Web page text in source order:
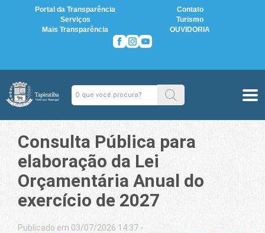
Portal da Transparência
Contato
Serviços
Turismo
Mais Transparência
OUVIDORIA
Consulta Pública para
elaboração da Lei
Orçamentária Anual do
exercício de 2027
Publicado em 03/07/2026 14:37 -